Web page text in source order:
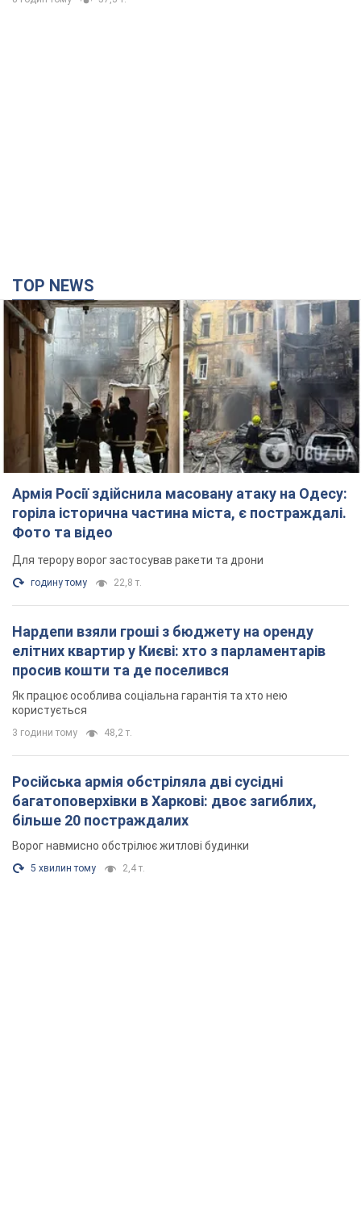
TOP NEWS
Армія Росії здійснила масовану атаку на Одесу:
горіла історична частина міста, є постраждалі.
Фото та відео
Для терору ворог застосував ракети та дрони
годину тому 22,8 т.
Нардепи взяли гроші з бюджету на оренду
елітних квартир у Києві: хто з парламентарів
просив кошти та де поселився
Як працює особлива соціальна гарантія та хто нею
користується
3 години тому 48,2 т.
Російська армія обстріляла дві сусідні
багатоповерхівки в Харкові: двоє загиблих,
більше 20 постраждалих
Ворог навмисно обстрілює житлові будинки
5 хвилин тому 2,4 т.